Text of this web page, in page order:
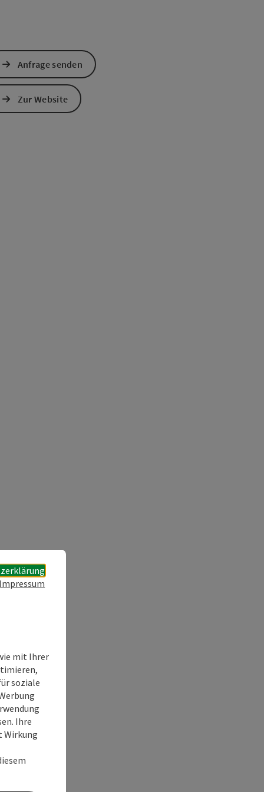
öffnenöffnen
Anfrage senden
Zur Website
Impressum
mit Ihrer
soziale
Ihre
Wirkung